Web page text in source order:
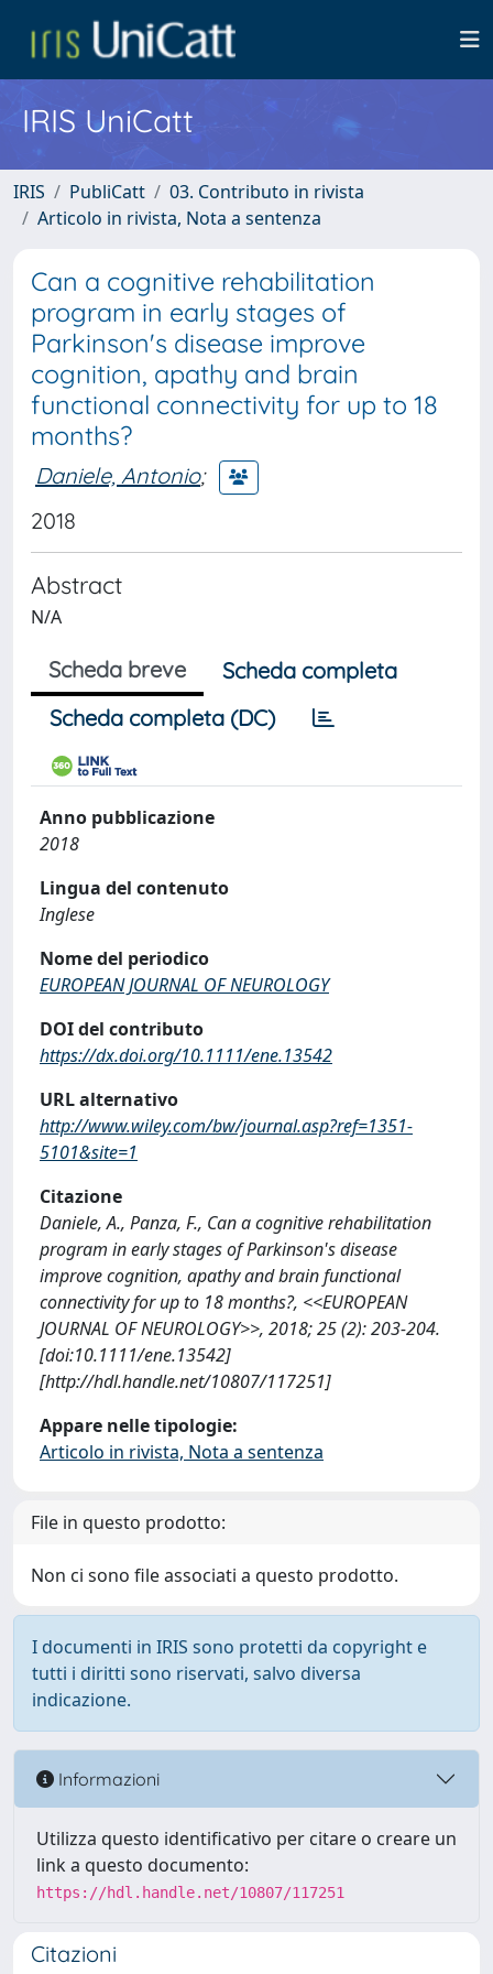
IRIS UniCatt
IRIS PubliCatt
03. Contributo in rivista
Articolo in rivista, Nota a sentenza
Can a cognitive rehabilitation
program in early stages of
Parkinson's disease improve
cognition, apathy and brain
functional connectivity for up to 18
months?
Daniele, Antonio;
2018
Abstract
N/A
Scheda breve
Scheda completa
Scheda completa (DC)
Anno pubblicazione
2018
Lingua del contenuto
Inglese
Nome del periodico
EUROPEAN JOURNAL OF NEUROLOGY
DOI del contributo
https://dx.doi.org/10.1111/ene.13542
URL alternativo
http://www.wiley.com/bw/journal.asp?ref=1351-
5101&site=1
Citazione
Daniele, A., Panza, F., Can a cognitive rehabilitation
program in early stages of Parkinson's disease
improve cognition, apathy and brain functional
connectivity for up to 18 months?, <<EUROPEAN
JOURNAL OF NEUROLOGY>>, 2018; 25 (2): 203-204.
[doi:10.1111/ene.13542]
[http://hdl.handle.net/10807/117251]
Appare nelle tipologie:
Articolo in rivista, Nota a sentenza
File in questo prodotto:
Non ci sono file associati a questo prodotto.
I documenti in IRIS sono protetti da copyright e
tutti i diritti sono riservati, salvo diversa
indicazione.
Informazioni
Utilizza questo identificativo per citare o creare un
link a questo documento:
https://hdl.handle.net/10807/117251
Citazioni